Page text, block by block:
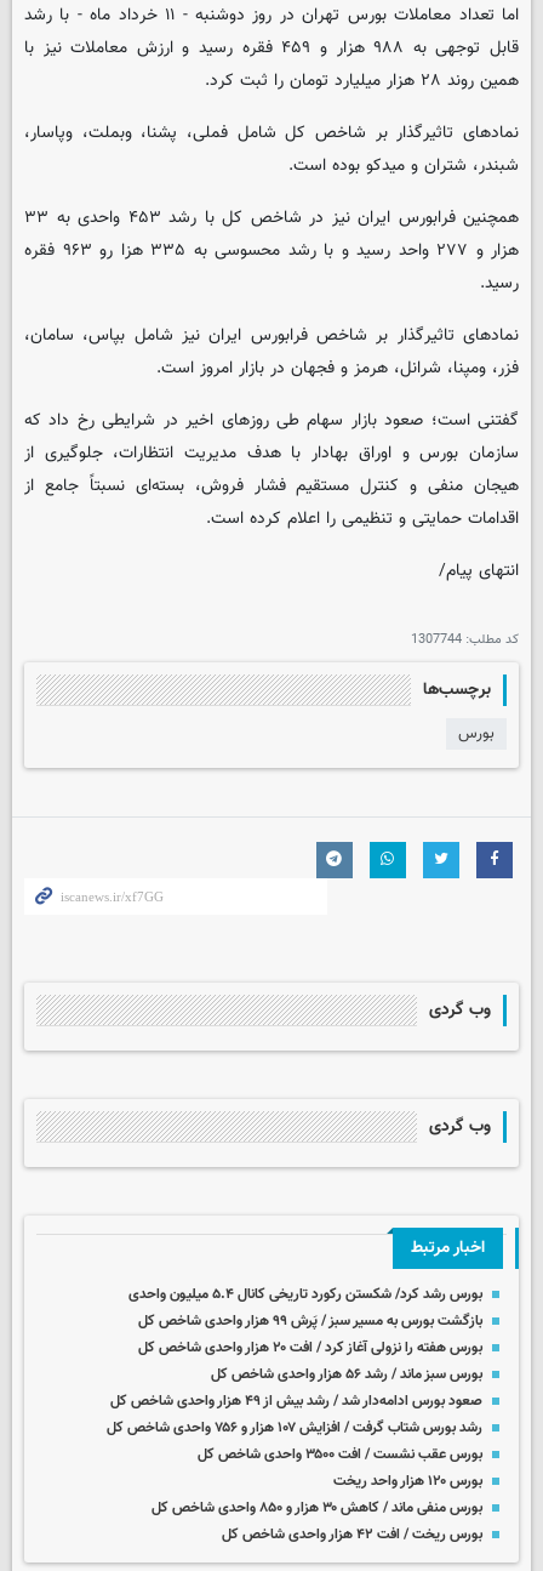
اما تعداد معاملات بورس تهران در روز دوشنبه - ۱۱ خرداد ماه - با رشد
قابل توجهی به ۹۸۸ هزار و ۴۵۹ فقره رسید و ارزش معاملات نیز با
همین روند ۲۸ هزار میلیارد تومان را ثبت کرد.
نمادهای تاثیرگذار بر شاخص کل شامل فملی، پشنا، وبملت، وپاسار،
شبندر، شتران و میدکو بوده است.
همچنین فرابورس ایران نیز در شاخص کل با رشد ۴۵۳ واحدی به ۳۳
هزار و ۲۷۷ واحد رسید و با رشد محسوسی به ۳۳۵ هزا رو ۹۶۳ فقره
رسید.
نمادهای تاثیرگذار بر شاخص فرابورس ایران نیز شامل بپاس، سامان،
فزر، ومپنا، شرانل، هرمز و فجهان در بازار امروز است.
گفتنی است؛ صعود بازار سهام طی روزهای اخیر در شرایطی رخ داد که
سازمان بورس و اوراق بهادار با هدف مدیریت انتظارات، جلوگیری از
هیجان منفی و کنترل مستقیم فشار فروش، بسته‌ای نسبتاً جامع از
اقدامات حمایتی و تنظیمی را اعلام کرده است.
انتهای پیام/
کد مطلب: 1307744
برچسب‌ها
بورس
وب گردی
وب گردی
اخبار مرتبط
بورس رشد کرد/ شکستن رکورد تاریخی کانال ۵.۴ میلیون واحدی
بازگشت بورس به مسیر سبز / پَرش ۹۹ هزار واحدی شاخص کل
بورس هفته را نزولی آغاز کرد / افت ۲۰ هزار واحدی شاخص کل
بورس سبز ماند / رشد ۵۶ هزار واحدی شاخص کل
صعود بورس ادامه‌دار شد / رشد بیش از ۴۹ هزار واحدی شاخص کل
رشد بورس شتاب گرفت / افزایش ۱۰۷ هزار و ۷۵۶ واحدی شاخص کل
بورس عقب نشست / افت ۳۵۰۰ واحدی شاخص کل
بورس ۱۲۰ هزار واحد ریخت
بورس منفی ماند / کاهش ۳۰ هزار و ۸۵۰ واحدی شاخص کل
بورس ریخت / افت ۴۲ هزار واحدی شاخص کل